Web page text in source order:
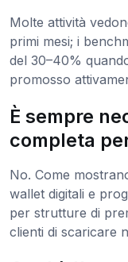
Molte attività
primi mesi; i
del 30–40%
promosso
È sempre
completa
No. Come
wallet digitali e
per strutture di
clienti di scaricare